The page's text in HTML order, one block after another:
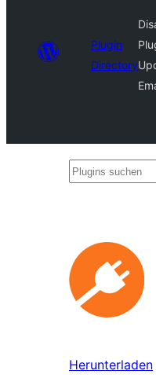
Plugin
Directory
Plugins
Herunterladen